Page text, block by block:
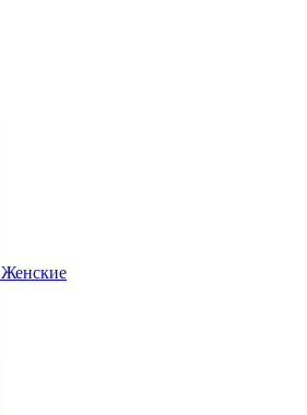
Женские